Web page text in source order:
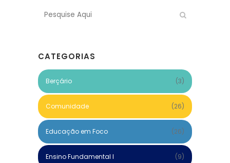
CATEGORIAS
Berçário (3)
Comunidade (26)
Educação em Foco (26)
Ensino Fundamental I (9)